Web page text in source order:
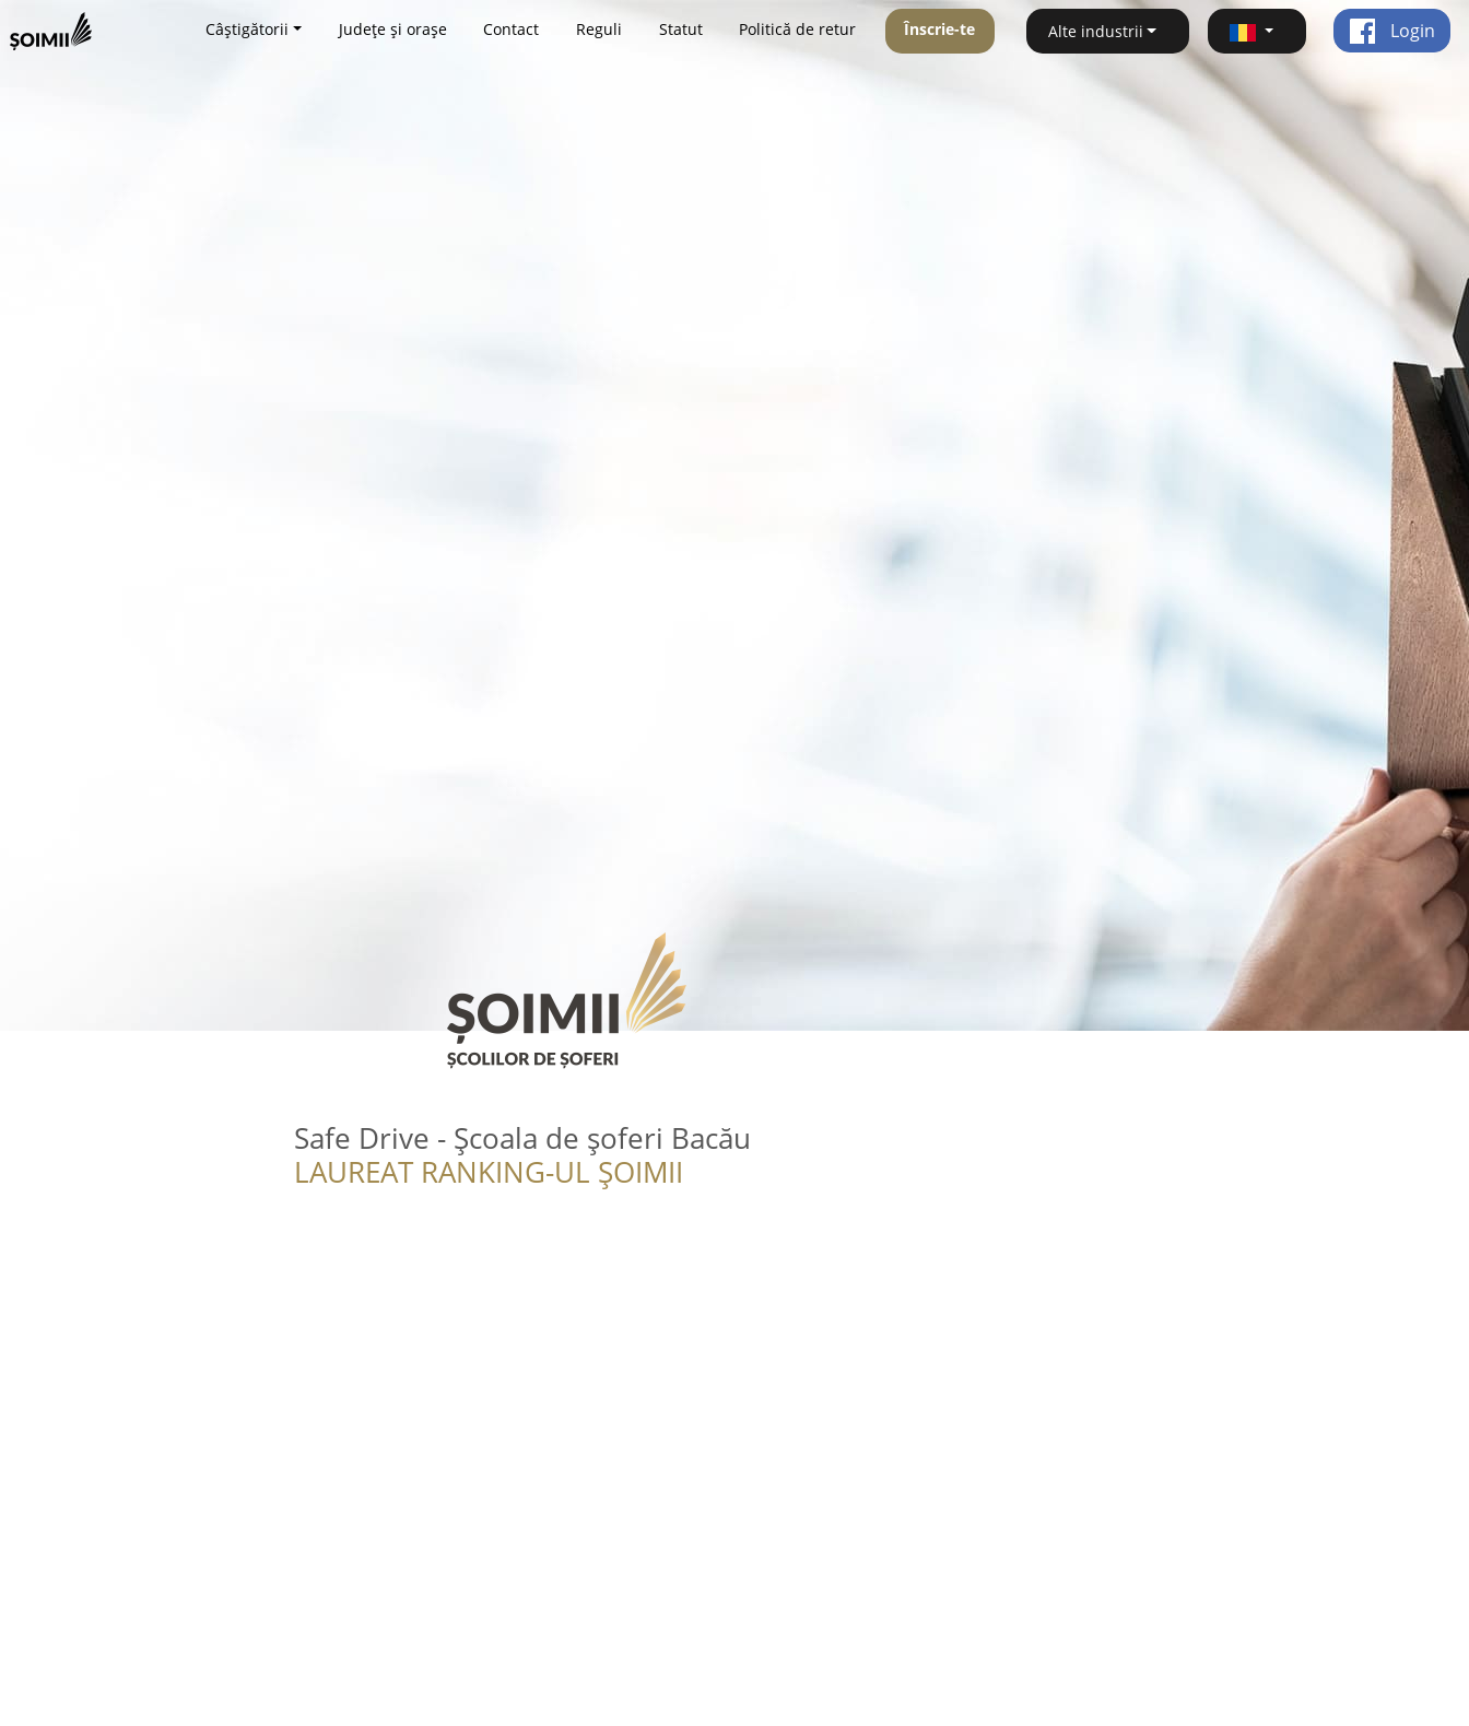
Câștigătorii Județe și orașe Contact Reguli Statut Politică de retur Înscrie-te Alte industrii Login
Safe Drive - Școala de șoferi Bacău
LAUREAT RANKING-UL ȘOIMII